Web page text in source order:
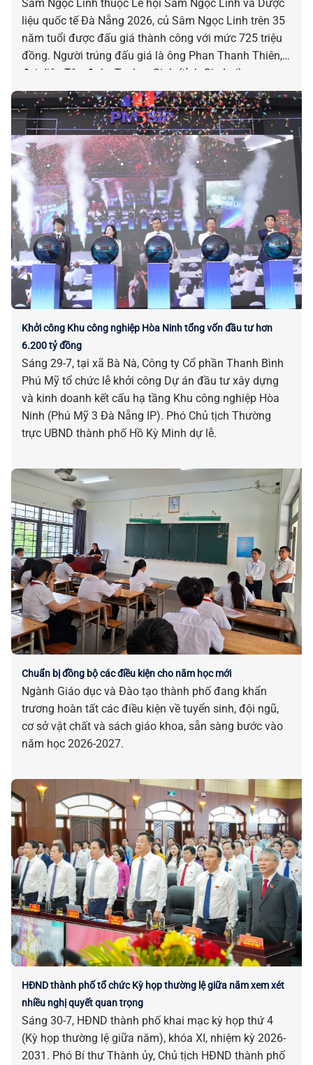
Sâm Ngọc Linh thuộc Lễ hội Sâm Ngọc Linh và Dược
liệu quốc tế Đà Nẵng 2026, củ Sâm Ngọc Linh trên 35
năm tuổi được đấu giá thành công với mức 725 triệu
đồng. Người trúng đấu giá là ông Phan Thanh Thiên,
đại diện Tập đoàn Trường Sinh (tỉnh Gia Lai).
Khởi công Khu công nghiệp Hòa Ninh tổng vốn đầu tư hơn
6.200 tỷ đồng
Sáng 29-7, tại xã Bà Nà, Công ty Cổ phần Thanh Bình
Phú Mỹ tổ chức lễ khởi công Dự án đầu tư xây dựng
và kinh doanh kết cấu hạ tầng Khu công nghiệp Hòa
Ninh (Phú Mỹ 3 Đà Nẵng IP). Phó Chủ tịch Thường
trực UBND thành phố Hồ Kỳ Minh dự lễ.
Chuẩn bị đồng bộ các điều kiện cho năm học mới
Ngành Giáo dục và Đào tạo thành phố đang khẩn
trương hoàn tất các điều kiện về tuyển sinh, đội ngũ,
cơ sở vật chất và sách giáo khoa, sẵn sàng bước vào
năm học 2026-2027.
HĐND thành phố tổ chức Kỳ họp thường lệ giữa năm xem xét
nhiều nghị quyết quan trọng
Sáng 30-7, HĐND thành phố khai mạc kỳ họp thứ 4
(Kỳ họp thường lệ giữa năm), khóa XI, nhiệm kỳ 2026-
2031. Phó Bí thư Thành ủy, Chủ tịch HĐND thành phố